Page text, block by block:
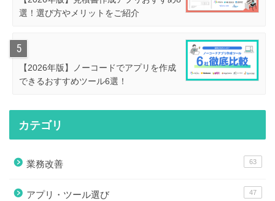
選！選び方やメリットをご紹介
【2026年版】ノーコードでアプリを作成
できるおすすめツール6選！
カテゴリ
業務改善 63
アプリ・ツール選び 47